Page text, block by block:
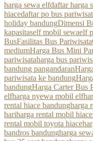
harga sewa elfdaftar harga
hiacedaftar po bus
holiday bandungDimensi
kapasitaself mobil sewaelf
BusFasilitas Bus Pariwisata
mediumHarga Bus Mini
pariwisataharga bus
bandung pangandaran
pariwisata ke bandung
bandungHarga Carter Bus
elfharga nyewa mobil elf
rental hiace bandungharga
hariharga rental mobil hiace
rental mobil toyota hiace
bandros bandungharga